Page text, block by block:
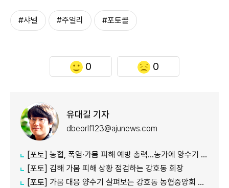
#샤넬 #주얼리 #포토콜
0 0
유대길 기자
dbeorlf123@ajunews.com
[포토] 농협, 폭염·가뭄 피해 예방 총력…농가에 양수기 지원
[포토] 김해 가뭄 피해 상황 점검하는 강호동 회장
[포토] 가뭄 대응 양수기 살펴보는 강호동 농협중앙회 회장